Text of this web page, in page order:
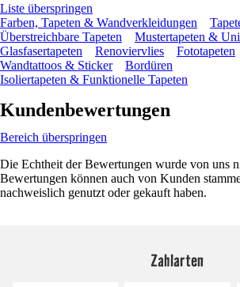
Liste überspringen
Farben, Tapeten & Wandverkleidungen
Überstreichbare Tapeten
Mustertapeten &
Glasfasertapeten
Renoviervlies
Fototapeten
Wandtattoos & Sticker
Bordüren
Isoliertapeten & Funktionelle Tapeten
Kundenbewertungen
Bereich überspringen
Die Echtheit der Bewertungen wurde von uns
Bewertungen können auch von Kunden
nachweislich genutzt oder gekauft haben.
Zahlarten